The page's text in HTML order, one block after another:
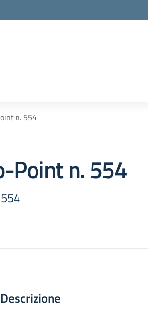
n. 554
Point n. 554
Descrizione